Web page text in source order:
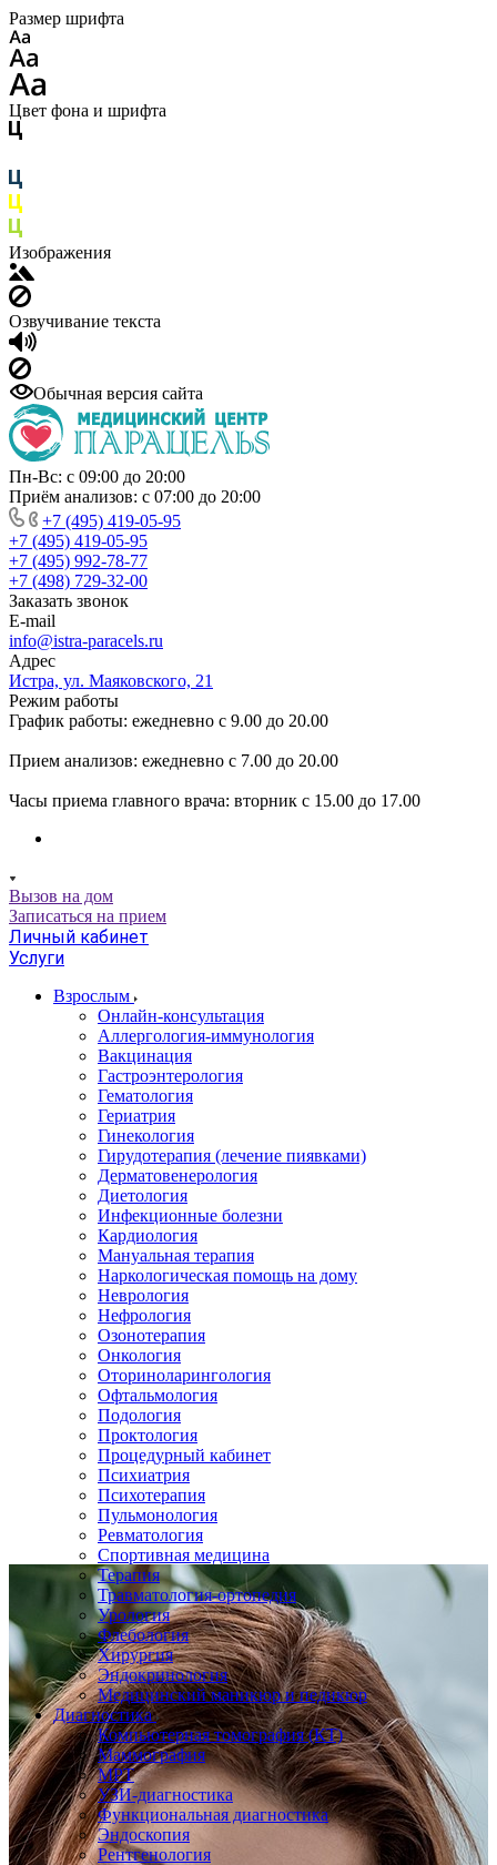
Размер шрифта
Цвет фона и шрифта
Изображения
Озвучивание текста
Обычная версия сайта
Пн-Вс: с 09:00 до 20:00
Приём анализов: с 07:00 до 20:00
+7 (495) 419-05-95
+7 (495) 419-05-95
+7 (495) 992-78-77
+7 (498) 729-32-00
Заказать звонок
E-mail
info@istra-paracels.ru
Адрес
Истра, ул. Маяковского, 21
Режим работы
График работы: ежедневно с 9.00 до 20.00
Прием анализов: ежедневно с 7.00 до 20.00
Часы приема главного врача: вторник с 15.00 до 17.00
Вызов на дом
Записаться на прием
Личный кабинет
Услуги
Взрослым
Онлайн-консультация
Аллергология-иммунология
Вакцинация
Гастроэнтерология
Гематология
Гериатрия
Гинекология
Гирудотерапия (лечение пиявками)
Дерматовенерология
Диетология
Инфекционные болезни
Кардиология
Мануальная терапия
Наркологическая помощь на дому
Неврология
Нефрология
Озонотерапия
Онкология
Оториноларингология
Офтальмология
Подология
Проктология
Процедурный кабинет
Психиатрия
Психотерапия
Пульмонология
Ревматология
Спортивная медицина
Терапия
Травматология-ортопедия
Урология
Флебология
Хирургия
Эндокринология
Медицинский маникюр и педикюр
Диагностика
Компьютерная томография (КТ)
Маммография
МРТ
УЗИ-диагностика
Функциональная диагностика
Эндоскопия
Рентгенология